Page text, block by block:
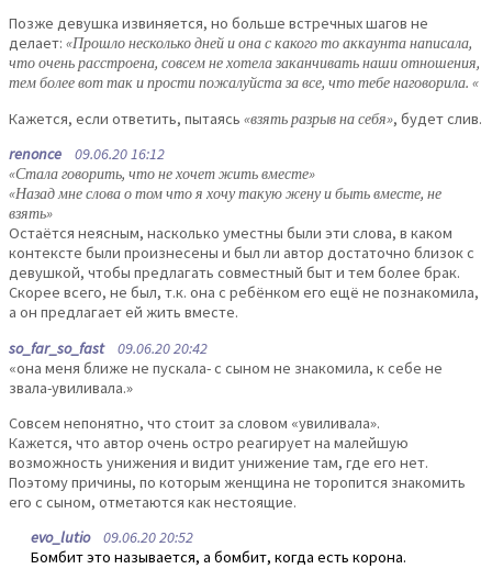
Позже девушка извиняется, но больше встречных шагов не
делает: «Прошло несколько дней и она с какого то аккаунта написала,
что очень расстроена, совсем не хотела заканчивать наши отношения,
тем более вот так и прости пожалуйста за все, что тебе наговорила. «
Кажется, если ответить, пытаясь «взять разрыв на себя», будет слив.
renonce 09.06.20 16:12
«Стала говорить, что не хочет жить вместе»
«Назад мне слова о том что я хочу такую жену и быть вместе, не
взять»
Остаётся неясным, насколько уместны были эти слова, в каком
контексте были произнесены и был ли автор достаточно близок с
девушкой, чтобы предлагать совместный быт и тем более брак.
Скорее всего, не был, т.к. она с ребёнком его ещё не познакомила,
а он предлагает ей жить вместе.
so_far_so_fast09.06.20 20:42
«она меня ближе не пускала- с сыном не знакомила, к себе не
звала-увиливала.»
Совсем непонятно, что стоит за словом «увиливала».
Кажется, что автор очень остро реагирует на малейшую
возможность унижения и видит унижение там, где его нет.
Поэтому причины, по которым женщина не торопится знакомить
его с сыном, отметаются как нестоящие.
evo_lutio09.06.20 20:52
Бомбит это называется, а бомбит, когда есть корона.